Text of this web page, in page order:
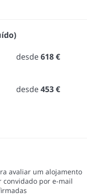
desde618 €
desde453 €
avaliar um alojamento
convidado por e-mail